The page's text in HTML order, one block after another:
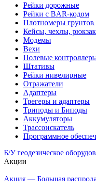
Рейки дорожные
Рейки с BAR-кодом
Плотномеры грунтов
Кейсы, чехлы,
Модемы
Вехи
Полевые
Штативы
Рейки нивелирные
Отражатели
Адаптеры
Трегеры и адаптеры
Триподы и Биподы
Аккумуляторы
Трассоискатель
Программное
Б/У геодезическое
Акции
Акция — Большая